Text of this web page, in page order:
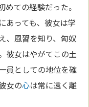
ての経験だった。
あっても、彼女は学
、風習を知り、匈奴
彼女はやがてこの土
員としての地位を確
女の心は常に遠く離